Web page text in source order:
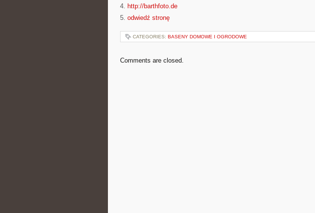
4. http://barthfoto.de
5. odwiedź stronę
CATEGORIES: BASENY DOMOWE I OGRODOWE
Comments are closed.